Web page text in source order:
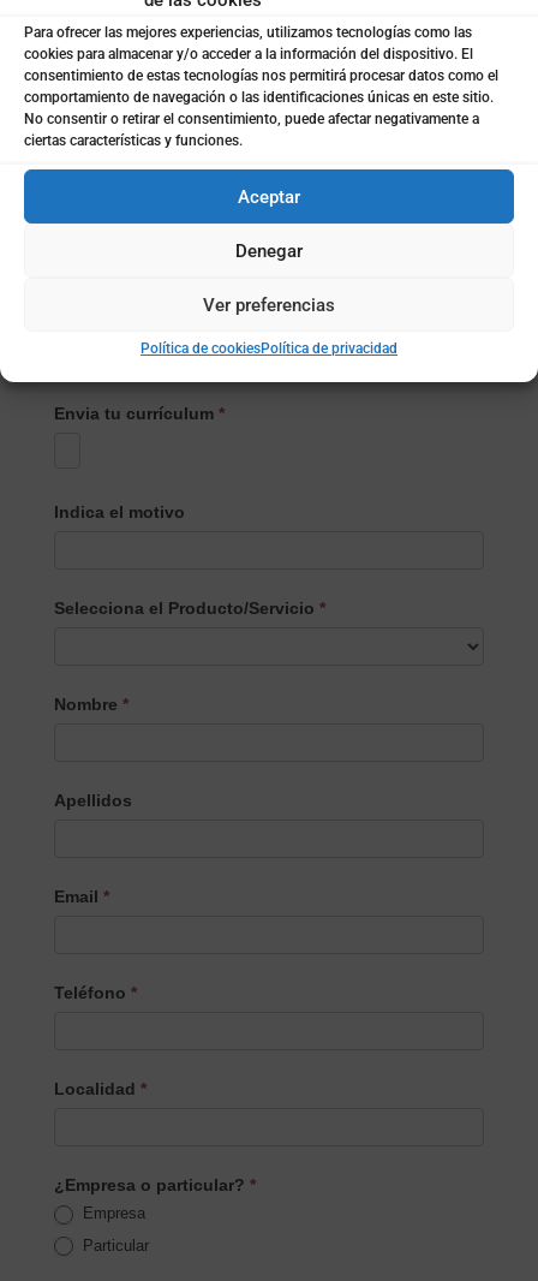
Para ofrecer las mejores experiencias, utilizamos tecnologías como las
cookies para almacenar y/o acceder a la información del dispositivo. El
consentimiento de estas tecnologías nos permitirá procesar datos como el
comportamiento de navegación o las identificaciones únicas en este sitio.
No consentir o retirar el consentimiento, puede afectar negativamente a
ciertas características y funciones.
Aceptar
Denegar
Ver preferencias
Política de cookiesPolítica de privacidad
✉
CONTACTO
PRINCIPAL
Motivo de la consulta*
Si quieres entrar en nuestra base de datos para
participar en estudios de mercado, sigue el siguiente
enlace:
Envia tu currículum *
Indica el motivo
Selecciona el Producto/Servicio *
el
Nombre *
Apellidos
Email *
Teléfono *
Localidad *
¿Empresa o particular? *
Empresa
Particular